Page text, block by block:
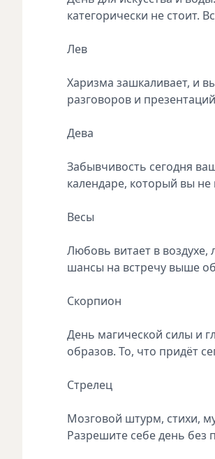
категорически не стоит.
Лев
Харизма зашкаливает, и
разговоров и
Дева
Забывчивость сегодня
календаре, который вы
Весы
Любовь витает в
шансы на встречу выше
Скорпион
День магической силы и
образов. То, что придёт
Стрелец
Мозговой штурм, стихи,
Разрешите себе день без